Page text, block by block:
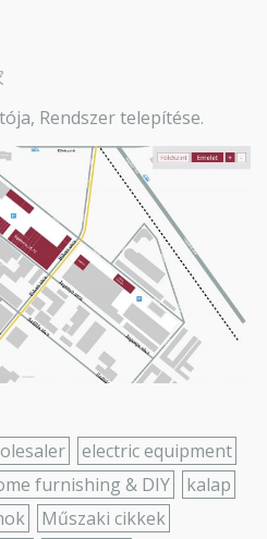
Rendszer telepítése.
electric equipment
furnishing & DIY
kalap
Műszaki cikkek